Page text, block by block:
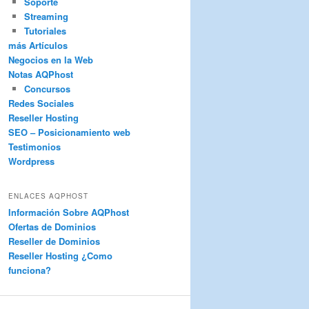
Streaming
Tutoriales
más Artículos
Negocios en la Web
Notas AQPhost
Concursos
Redes Sociales
Reseller Hosting
SEO – Posicionamiento web
Testimonios
Wordpress
ENLACES AQPHOST
Información Sobre AQPhost
Ofertas de Dominios
Reseller de Dominios
Reseller Hosting ¿Como
funciona?